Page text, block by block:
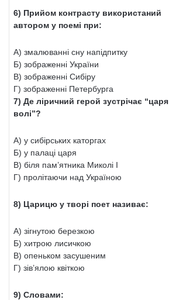
6) Прийом контрасту використаний
автором у поемі при:
А) змалюванні сну напідпитку
Б) зображенні України
В) зображенні Сибіру
Г) зображенні Петербурга
7) Де ліричний герой зустрічає “царя
волі”?
А) у сибірських каторгах
Б) у палаці царя
В) біля пам’ятника Миколі І
Г) пролітаючи над Україною
8) Царицю у творі поет називає:
А) зігнутою березкою
Б) хитрою лисичкою
В) опеньком засушеним
Г) зів’ялою квіткою
9) Словами: